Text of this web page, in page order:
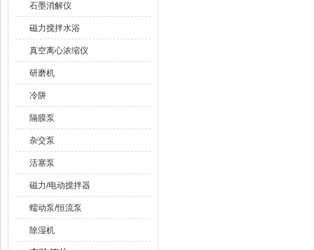
石墨消解仪
磁力搅拌水浴
真空离心浓缩仪
研磨机
冷阱
隔膜泵
杂交泵
活塞泵
磁力/电动搅拌器
蠕动泵/恒流泵
除湿机